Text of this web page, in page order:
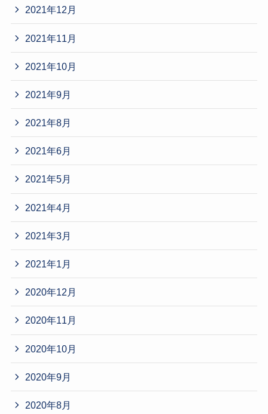
2021年12月
2021年11月
2021年10月
2021年9月
2021年8月
2021年6月
2021年5月
2021年4月
2021年3月
2021年1月
2020年12月
2020年11月
2020年10月
2020年9月
2020年8月